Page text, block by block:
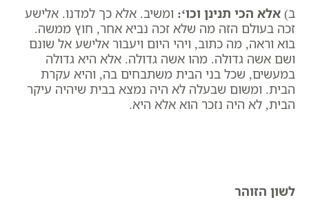
ב) אלא הכי תנינן וכו‘: ומשיב. אלא כך למדנו. אלישע
זכה בעולם הזה מה שלא זכה נביא אחר, חוץ ממשה.
בוא וראה, מה כתוב, ויהי היום ויעבור אלישע אל שונם
ושם אשה גדולה. מהו אשה גדולה. אלא היא גדולה
במעשים, שכל בני הבית משתבחים בה, והיא עקרת
הבית. ומשום שבעלה לא היה נמצא בבית שיהיה עיקר
הבית, לא היה נזכר הוא אלא היא.
לשון הזוהר